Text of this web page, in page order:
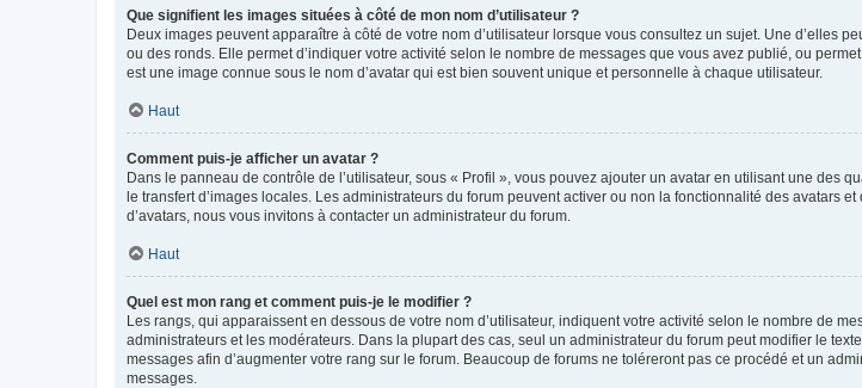
Que signifient les images situées à côté de mon nom d’utilisateur ?
Deux images peuvent apparaître à côté de votre nom d’utilisateur lorsque vous consultez un sujet. Une d’elles
ou des ronds. Elle permet d’indiquer votre activité selon le nombre de messages que vous avez publié, ou
est une image connue sous le nom d’avatar qui est bien souvent unique et personnelle à chaque utilisateur.
Haut
Comment puis-je afficher un avatar ?
Dans le panneau de contrôle de l’utilisateur, sous « Profil », vous pouvez ajouter un avatar en utilisant une des
le transfert d’images locales. Les administrateurs du forum peuvent activer ou non la fonctionnalité des avatars
d’avatars, nous vous invitons à contacter un administrateur du forum.
Haut
Quel est mon rang et comment puis-je le modifier ?
Les rangs, qui apparaissent en dessous de votre nom d’utilisateur, indiquent votre activité selon le nombre de
administrateurs et les modérateurs. Dans la plupart des cas, seul un administrateur du forum peut modifier le
messages afin d’augmenter votre rang sur le forum. Beaucoup de forums ne toléreront pas ce procédé et un
messages.